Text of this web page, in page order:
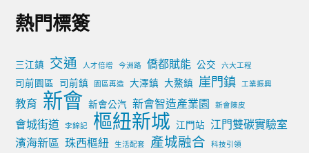
熱門標簽
三江鎮 交通 人才倍增 今洲路 僑都賦能 公交 六大工程
司前園區 司前鎮 園區再造 大澤鎮 大鰲鎮 崖門鎮 工業振興
教育 新會 新會公汽 新會智造產業園 新會陳皮
會城街道 李錦記 樞紐新城 江門站
江門雙碳實驗室
濱海新區 珠西樞紐 生活配套 產城融合 科技引領